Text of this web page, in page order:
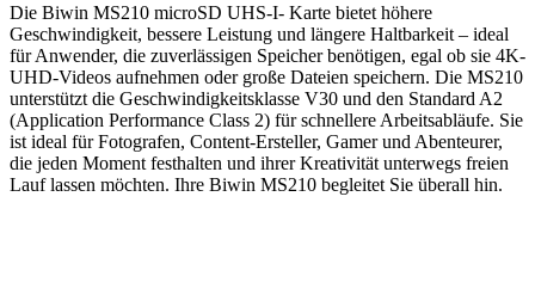
Die Biwin MS210 microSD UHS-I- Karte bietet höhere
Geschwindigkeit, bessere Leistung und längere Haltbarkeit – ideal
für Anwender, die zuverlässigen Speicher benötigen, egal ob sie 4K-
UHD-Videos aufnehmen oder große Dateien speichern. Die MS210
unterstützt die Geschwindigkeitsklasse V30 und den Standard A2
(Application Performance Class 2) für schnellere Arbeitsabläufe. Sie
ist ideal für Fotografen, Content-Ersteller, Gamer und Abenteurer,
die jeden Moment festhalten und ihrer Kreativität unterwegs freien
Lauf lassen möchten. Ihre Biwin MS210 begleitet Sie überall hin.